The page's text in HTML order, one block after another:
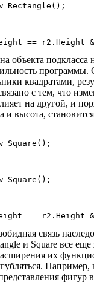
Rectangle();
объекта
программы.
квадратами,
с тем, что
на другой, и
и высота,
Square();
Square();
связь
и Square все
их
Например,
фигур